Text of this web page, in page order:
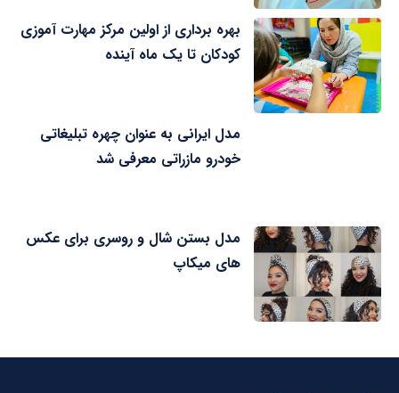
بهره برداری از اولین مرکز مهارت آموزی
کودکان تا یک ماه آینده
مدل ایرانی به عنوان چهره تبلیغاتی
خودرو مازراتی معرفی شد
مدل بستن شال و روسری برای عکس
های میکاپ